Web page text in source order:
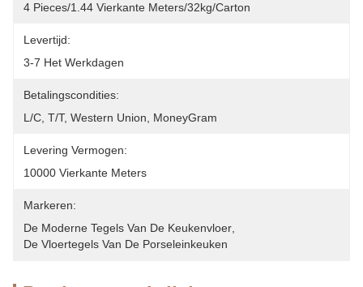
4 Pieces/1.44 Vierkante Meters/32kg/Carton
Levertijd:
3-7 Het Werkdagen
Betalingscondities:
L/C, T/T, Western Union, MoneyGram
Levering Vermogen:
10000 Vierkante Meters
Markeren:
De Moderne Tegels Van De Keukenvloer
De Vloertegels Van De Porseleinkeuken